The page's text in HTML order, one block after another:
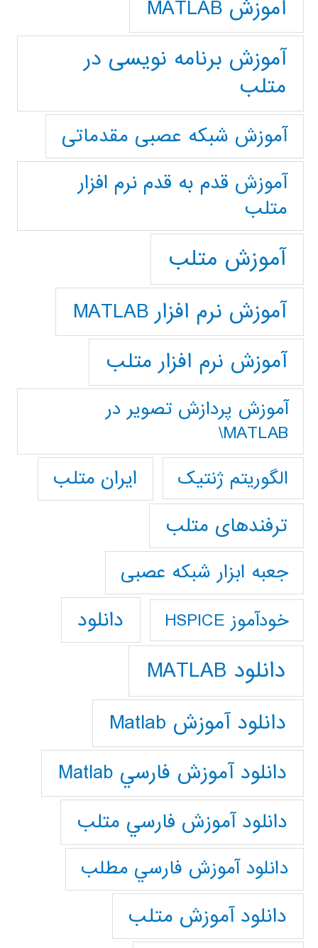
آموزش MATLAB
آموزش برنامه نویسی در
متلب
آموزش شبکه عصبی مقدماتی
آموزش قدم به قدم نرم افزار
متلب
آموزش متلب
آموزش نرم افزار MATLAB
آموزش نرم افزار متلب
آموزش پردازش تصوير در
MATLAB\
الگوریتم ژنتیک
ایران متلب
ترفندهای متلب
جعبه ابزار شبکه عصبی
خودآموز HSPICE دانلود
دانلود MATLAB
دانلود آموزش Matlab
دانلود آموزش فارسي Matlab
دانلود آموزش فارسي متلب
دانلود آموزش فارسي مطلب
دانلود آموزش متلب